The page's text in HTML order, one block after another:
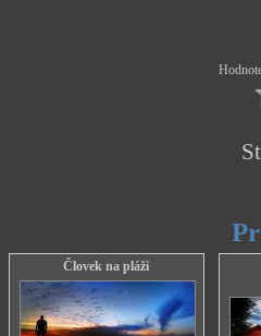
Človek na pláži